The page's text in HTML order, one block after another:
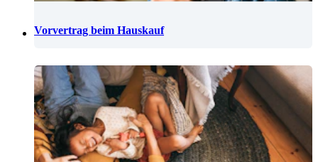
Vorvertrag beim Hauskauf